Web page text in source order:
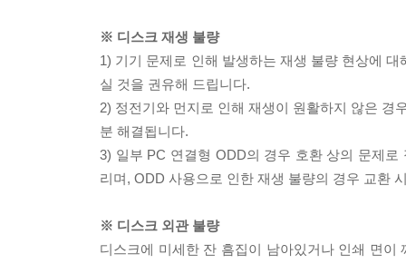
※ 디스크 재생 불량
1) 기기 문제로 인해 발생하는 재생 불량 현상에
실 것을 권유해 드립니다.
2) 정전기와 먼지로 인해 재생이 원활하지 않은 경
분 해결됩니다.
3) 일부 PC 연결형 ODD의 경우 호환 상의 문제
리며, ODD 사용으로 인한 재생 불량의 경우 교환
※ 디스크 외관 불량
디스크에 미세한 잔 흠집이 남아있거나 인쇄 면